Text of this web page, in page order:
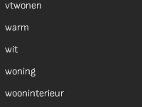
vtwonen
warm
wit
woning
wooninterieur